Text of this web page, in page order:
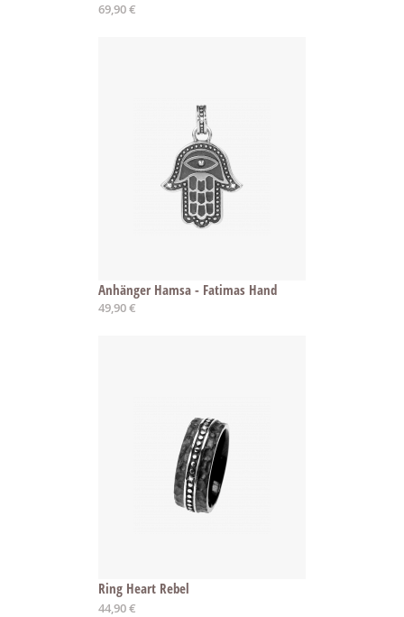
69,90 €
Anhänger Hamsa - Fatimas Hand
49,90 €
Ring Heart Rebel
44,90 €